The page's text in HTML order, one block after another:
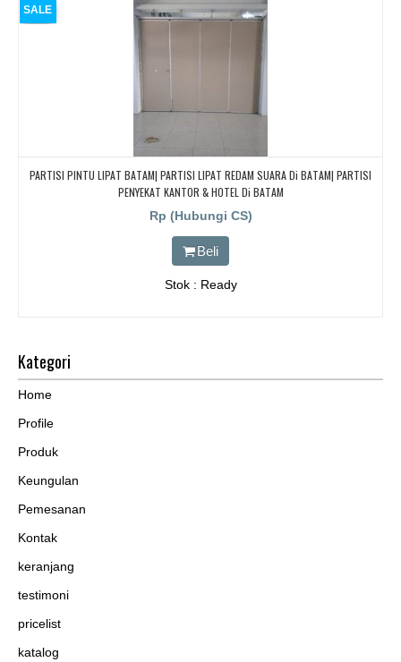
SALE
PARTISI PINTU LIPAT BATAM| PARTISI LIPAT REDAM SUARA Di BATAM| PARTISI
PENYEKAT KANTOR & HOTEL Di BATAM
Rp (Hubungi CS)
Beli
Stok : Ready
Kategori
Home
Profile
Produk
Keungulan
Pemesanan
Kontak
keranjang
testimoni
pricelist
katalog